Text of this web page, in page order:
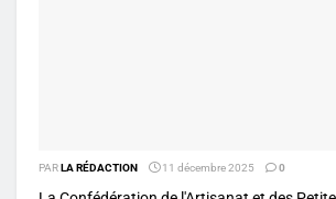
PARLA RÉDACTION 11 décembre 2025 0